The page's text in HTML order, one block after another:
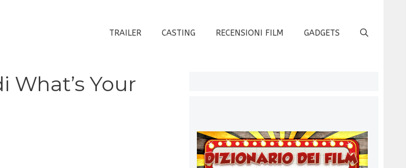
TRAILER CASTING RECENSIONI FILM GADGETS
What’s Your